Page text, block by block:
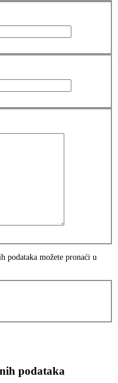
podataka možete pronaći u
podataka